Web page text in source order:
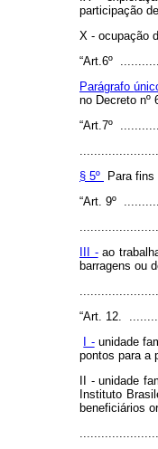
participação
X - ocupação
“Art.6º
Parágrafo
no Decreto nº
“Art.7º
§ 5º
Para
“Art. 9º
III -ao
barragens ou
“Art. 12.
I -unidade
pontos para a
II - unidade
Instituto
beneficiários